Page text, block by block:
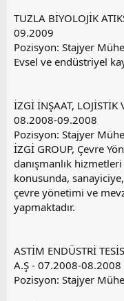
TUZLA BİYOLOJİK
09.2009
Pozisyon: Stajyer
Evsel ve endüstriyel
İZGİ İNŞAAT, LOJİSTİK
08.2008-09.2008
Pozisyon: Stajyer
İZGİ GROUP, Çevre
danışmanlık
konusunda,
çevre yönetimi ve
yapmaktadır.
ASTİM ENDÜSTRİ
A.Ş - 07.2008-08.2008
Pozisyon: Stajyer